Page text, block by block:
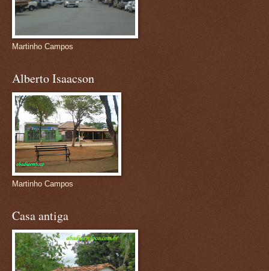
Martinho Campos
Alberto Isaacson
Martinho Campos
Casa antiga